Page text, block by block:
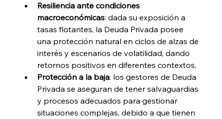
Resiliencia ante condiciones
macroeconómicas: dada su exposición a
tasas flotantes, la Deuda Privada posee
una protección natural en ciclos de alzas de
interés y escenarios de volatilidad, dando
retornos positivos en diferentes contextos.
Protección a la baja: los gestores de Deuda
Privada se aseguran de tener salvaguardias
y procesos adecuados para gestionar
situaciones complejas, debido a que tienen